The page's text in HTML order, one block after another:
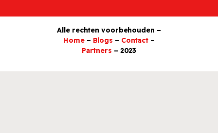
Alle rechten voorbehouden –
Home– Blogs – Contact –
Partners – 2023